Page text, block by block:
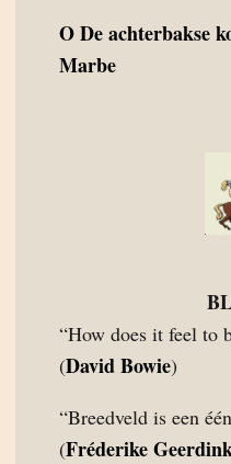
ODe achterbakse
Marbe
“How does it feel to
(David Bowie)
“Breedveld is een
(Fréderike